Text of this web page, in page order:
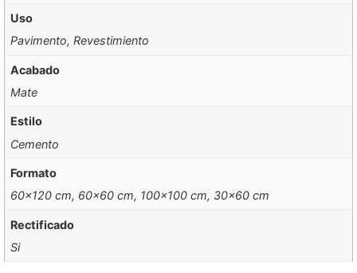
Uso
Pavimento, Revestimiento
Acabado
Mate
Estilo
Cemento
Formato
60×120 cm, 60×60 cm, 100×100 cm, 30×60 cm
Rectificado
Si